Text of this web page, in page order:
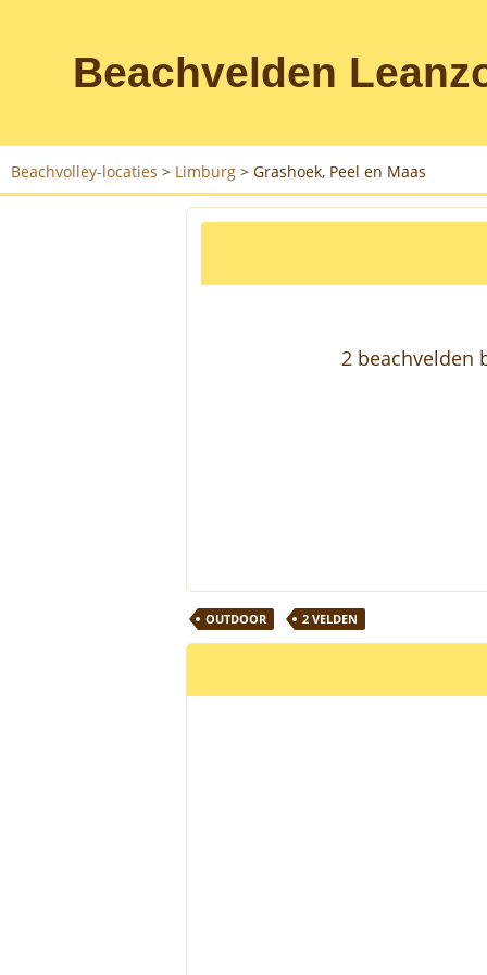
Beachvelden
Beachvolley-locaties > Limburg > Grashoek, Peel en Maas
2 beachvelden
OUTDOOR 2 VELDEN